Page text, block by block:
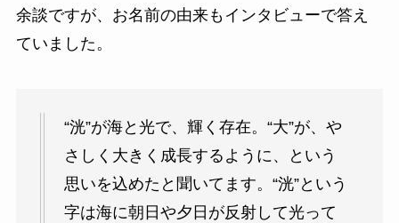
余談ですが、お名前の由来もインタビューで答え
ていました。
“洸”が海と光で、輝く存在。“大”が、や
さしく大きく成長するように、という
思いを込めたと聞いてます。“洸”という
字は海に朝日や夕日が反射して光って